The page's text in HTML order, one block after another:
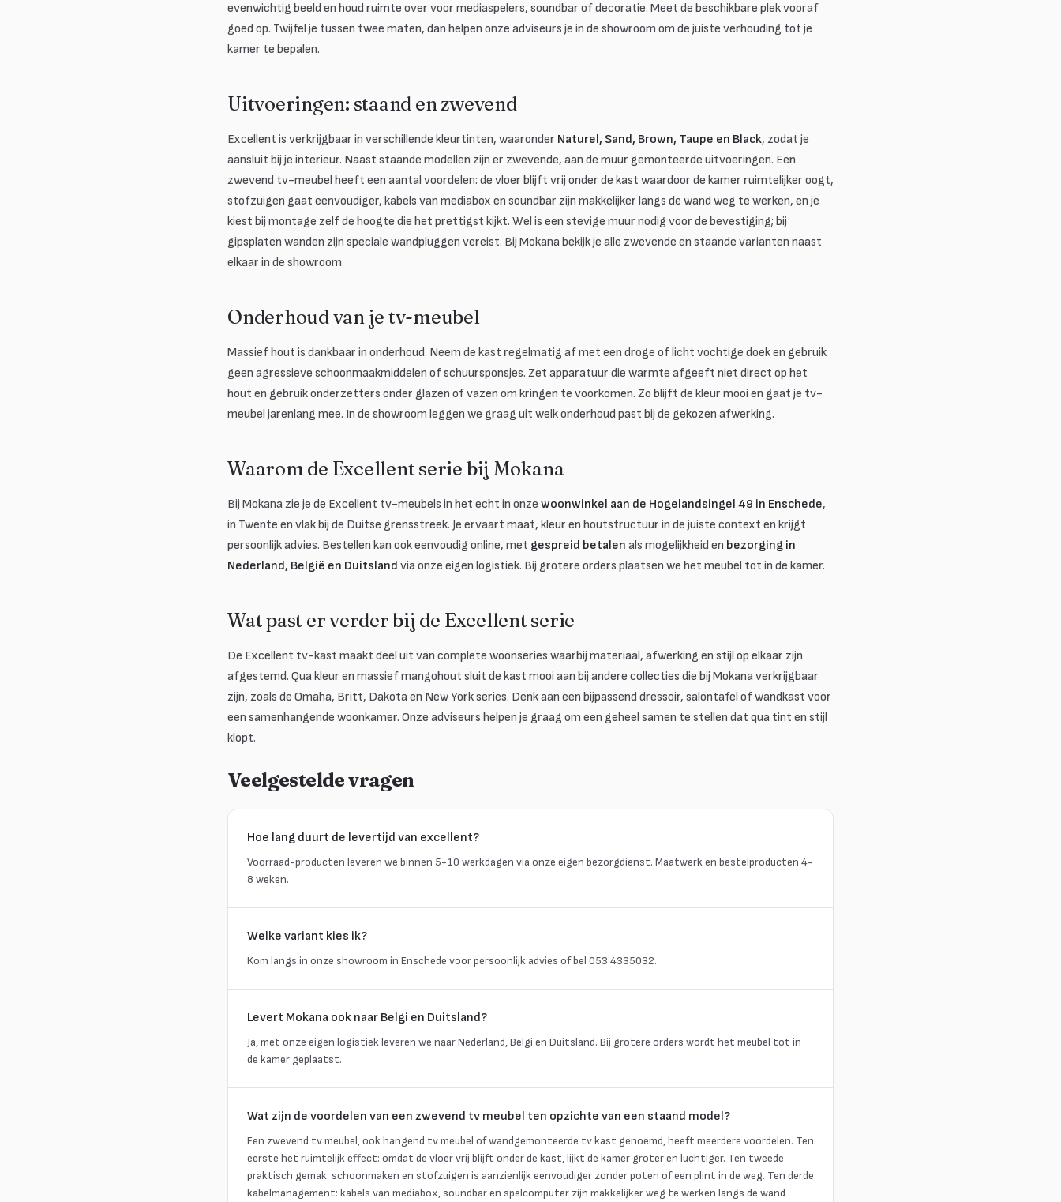
evenwichtig beeld en houd ruimte over voor mediaspelers, soundbar of decoratie. Meet de beschikbare plek vooraf
goed op. Twijfel je tussen twee maten, dan helpen onze adviseurs je in de showroom om de juiste verhouding tot je
kamer te bepalen.
Uitvoeringen: staand en zwevend
Excellent is verkrijgbaar in verschillende kleurtinten, waaronder Naturel, Sand, Brown, Taupe en Black, zodat je
aansluit bij je interieur. Naast staande modellen zijn er zwevende, aan de muur gemonteerde uitvoeringen. Een
zwevend tv-meubel heeft een aantal voordelen: de vloer blijft vrij onder de kast waardoor de kamer ruimtelijker oogt,
stofzuigen gaat eenvoudiger, kabels van mediabox en soundbar zijn makkelijker langs de wand weg te werken, en je
kiest bij montage zelf de hoogte die het prettigst kijkt. Wel is een stevige muur nodig voor de bevestiging; bij
gipsplaten wanden zijn speciale wandpluggen vereist. Bij Mokana bekijk je alle zwevende en staande varianten naast
elkaar in de showroom.
Onderhoud van je tv-meubel
Massief hout is dankbaar in onderhoud. Neem de kast regelmatig af met een droge of licht vochtige doek en gebruik
geen agressieve schoonmaakmiddelen of schuursponsjes. Zet apparatuur die warmte afgeeft niet direct op het
hout en gebruik onderzetters onder glazen of vazen om kringen te voorkomen. Zo blijft de kleur mooi en gaat je tv-
meubel jarenlang mee. In de showroom leggen we graag uit welk onderhoud past bij de gekozen afwerking.
Waarom de Excellent serie bij Mokana
Bij Mokana zie je de Excellent tv-meubels in het echt in onze woonwinkel aan de Hogelandsingel 49 in Enschede,
in Twente en vlak bij de Duitse grensstreek. Je ervaart maat, kleur en houtstructuur in de juiste context en krijgt
persoonlijk advies. Bestellen kan ook eenvoudig online, met gespreid betalen als mogelijkheid en bezorging in
Nederland, België en Duitsland via onze eigen logistiek. Bij grotere orders plaatsen we het meubel tot in de kamer.
Wat past er verder bij de Excellent serie
De Excellent tv-kast maakt deel uit van complete woonseries waarbij materiaal, afwerking en stijl op elkaar zijn
afgestemd. Qua kleur en massief mangohout sluit de kast mooi aan bij andere collecties die bij Mokana verkrijgbaar
zijn, zoals de Omaha, Britt, Dakota en New York series. Denk aan een bijpassend dressoir, salontafel of wandkast voor
een samenhangende woonkamer. Onze adviseurs helpen je graag om een geheel samen te stellen dat qua tint en stijl
klopt.
Veelgestelde vragen
Hoe lang duurt de levertijd van excellent?
Voorraad-producten leveren we binnen 5-10 werkdagen via onze eigen bezorgdienst. Maatwerk en bestelproducten 4-
8 weken.
Welke variant kies ik?
Kom langs in onze showroom in Enschede voor persoonlijk advies of bel 053 4335032.
Levert Mokana ook naar Belgi en Duitsland?
Ja, met onze eigen logistiek leveren we naar Nederland, Belgi en Duitsland. Bij grotere orders wordt het meubel tot in
de kamer geplaatst.
Wat zijn de voordelen van een zwevend tv meubel ten opzichte van een staand model?
Een zwevend tv meubel, ook hangend tv meubel of wandgemonteerde tv kast genoemd, heeft meerdere voordelen. Ten
eerste het ruimtelijk effect: omdat de vloer vrij blijft onder de kast, lijkt de kamer groter en luchtiger. Ten tweede
praktisch gemak: schoonmaken en stofzuigen is aanzienlijk eenvoudiger zonder poten of een plint in de weg. Ten derde
kabelmanagement: kabels van mediabox, soundbar en spelcomputer zijn makkelijker weg te werken langs de wand